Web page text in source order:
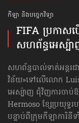
កីឡា និងបច្ចេកវិទ្យា
FIFA ប្រកាសប
សហព័ន្ធ​អេស្ប៉
សហព័ន្ធបាល់ទាត់អន្តរ
វិន័យ»​ទៅលើលោក
អេស្ប៉ាញ ជុំវិញការចា
Hermoso ខ្សែប្រយុទ្ធ
បន្ទាប់ពីក្រុមកីឡាការិនី